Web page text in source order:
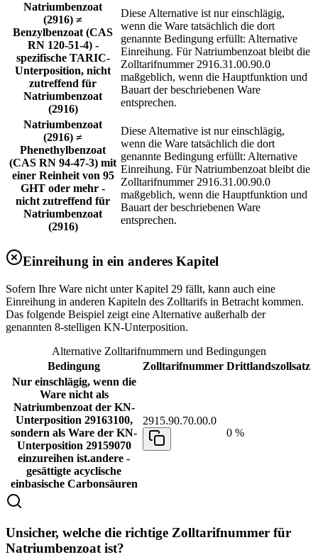
Natriumbenzoat
(2916) ≠
Benzylbenzoat (CAS
RN 120-51-4) -
spezifische TARIC-
Unterposition, nicht
zutreffend für
Natriumbenzoat
(2916)
Diese Alternative ist nur einschlägig,
wenn die Ware tatsächlich die dort
genannte Bedingung erfüllt: Alternative
Einreihung. Für Natriumbenzoat bleibt die
Zolltarifnummer 2916.31.00.90.0
maßgeblich, wenn die Hauptfunktion und
Bauart der beschriebenen Ware
entsprechen.
Natriumbenzoat
(2916) ≠
Phenethylbenzoat
(CAS RN 94-47-3) mit
einer Reinheit von 95
GHT oder mehr -
nicht zutreffend für
Natriumbenzoat
(2916)
Diese Alternative ist nur einschlägig,
wenn die Ware tatsächlich die dort
genannte Bedingung erfüllt: Alternative
Einreihung. Für Natriumbenzoat bleibt die
Zolltarifnummer 2916.31.00.90.0
maßgeblich, wenn die Hauptfunktion und
Bauart der beschriebenen Ware
entsprechen.
Einreihung in ein anderes Kapitel
Sofern Ihre Ware nicht unter Kapitel 29 fällt, kann auch eine
Einreihung in anderen Kapiteln des Zolltarifs in Betracht kommen.
Das folgende Beispiel zeigt eine Alternative außerhalb der
genannten 8-stelligen KN-Unterposition.
Alternative Zolltarifnummern und Bedingungen
Bedingung
Zolltarifnummer Drittlandszollsatz
Nur einschlägig, wenn die
Ware nicht als
Natriumbenzoat der KN-
Unterposition 29163100,
sondern als Ware der KN-
Unterposition 29159070
einzureihen ist.andere -
gesättigte acyclische
einbasische Carbonsäuren
2915.90.70.00.0
0 %
Unsicher, welche die richtige Zolltarifnummer für
Natriumbenzoat ist?